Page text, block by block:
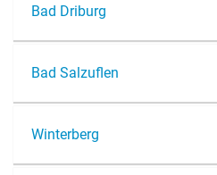
Bad Dri­burg
Bad Sal­zu­flen
Win­ter­berg